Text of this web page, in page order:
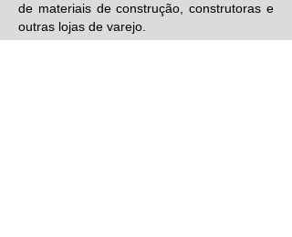
de materiais de construção, construtoras e
outras lojas de varejo.